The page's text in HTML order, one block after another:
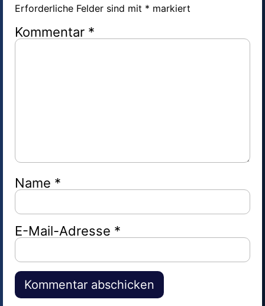
Erforderliche Felder sind mit * markiert
Kommentar *
Name *
E-Mail-Adresse *